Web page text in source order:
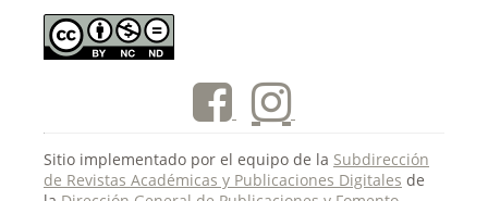
Sitio implementado por el equipo de la Subdirección
de Revistas Académicas y Publicaciones Digitales de